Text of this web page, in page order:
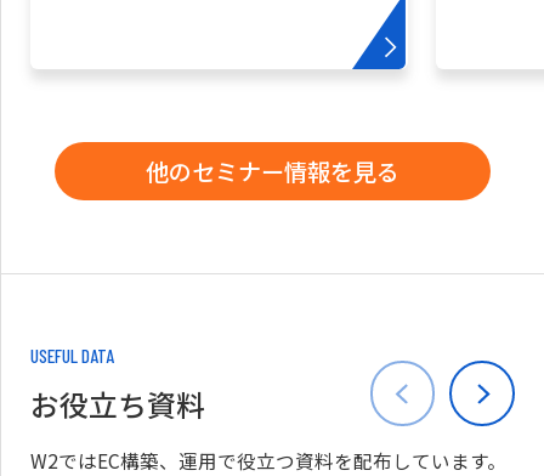
他のセミナー情報を見る
USEFUL DATA
お役立ち資料
W2ではEC構築、運用で役立つ資料を配布しています。